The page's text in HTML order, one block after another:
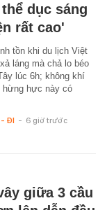
dục sáng
rất cao'
tồn khi du lịch Việt
láng mà chả lo béo
lúc 6h; không khí
hừng hực này có
- ĐI - 6 giờ trước
giữa 3 cầu